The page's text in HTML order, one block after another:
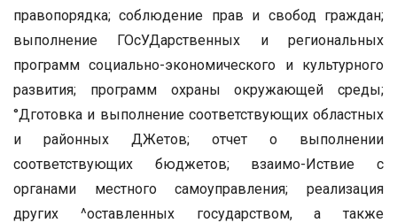
правопорядка; соблюдение прав и свобод граждан;
выполнение ГОсУДарственных и региональных
программ социально-экономического и культурного
развития; программ охраны окружающей среды;
°Дготовка и выполнение соответствующих областных
и районных ДЖетов; отчет о выполнении
соответствующих бюджетов; взаимо-Иствие с
органами местного самоуправления; реализация
других ^оставленных государством, а также